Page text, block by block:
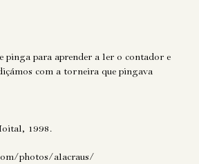
pinga para aprender a ler o contador e
com a torneira que pingava
1998.
photos/alacraus/